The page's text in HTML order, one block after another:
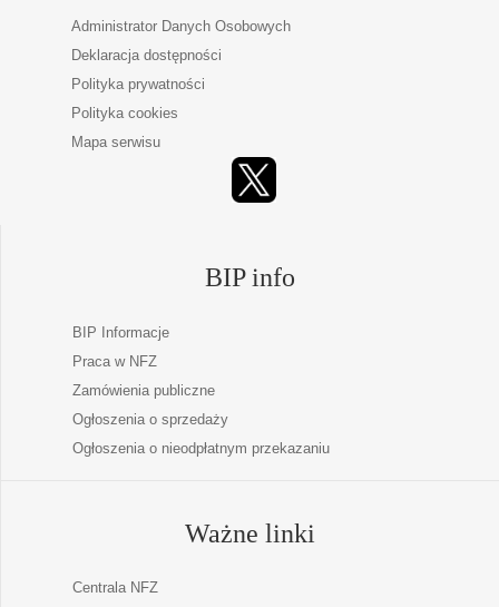
Administrator Danych Osobowych
Deklaracja dostępności
Polityka prywatności
Polityka cookies
Mapa serwisu
BIP info
BIP Informacje
Praca w NFZ
Zamówienia publiczne
Ogłoszenia o sprzedaży
Ogłoszenia o nieodpłatnym przekazaniu
Ważne linki
Centrala NFZ